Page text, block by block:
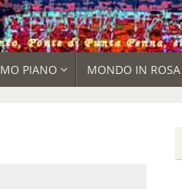
PIANO MONDO IN ROSA